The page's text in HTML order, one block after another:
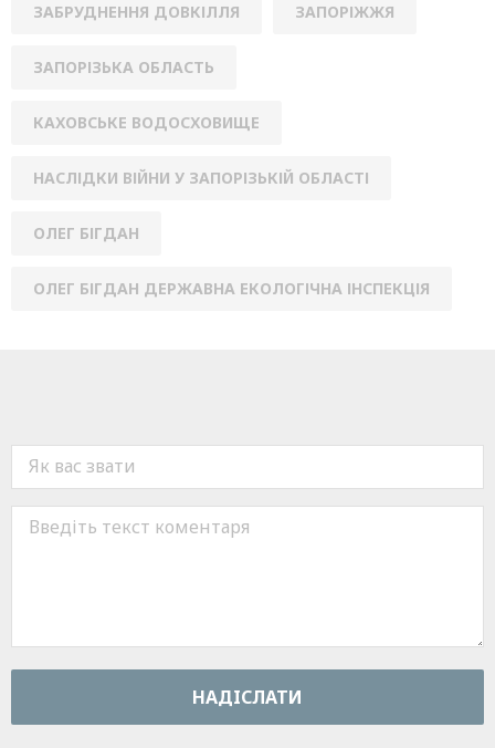
ЗАБРУДНЕННЯ ДОВКІЛЛЯ ЗАПОРІЖЖЯ
ЗАПОРІЗЬКА ОБЛАСТЬ
КАХОВСЬКЕ ВОДОСХОВИЩЕ
НАСЛІДКИ ВІЙНИ У ЗАПОРІЗЬКІЙ ОБЛАСТІ
ОЛЕГ БІГДАН
ОЛЕГ БІГДАН ДЕРЖАВНА ЕКОЛОГІЧНА ІНСПЕКЦІЯ
НАДIСЛАТИ